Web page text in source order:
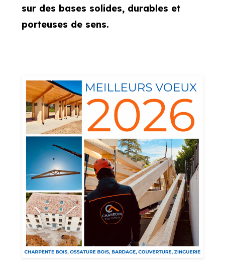
sur des bases solides, durables et
porteuses de sens.